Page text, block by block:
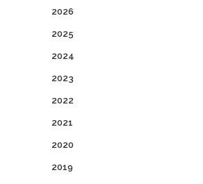
2026
2025
2024
2023
2022
2021
2020
2019